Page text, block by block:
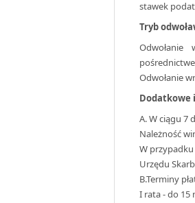
stawek
Tryb
Odwołanie
Odwołanie
Dodatkowe
A. W ciągu 7
Należność
W przypadku
Urzędu
B.Terminy
I rata - do 15